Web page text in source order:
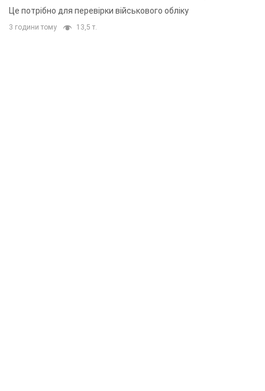
Це потрібно для перевірки військового обліку
3 години тому 13,5 т.